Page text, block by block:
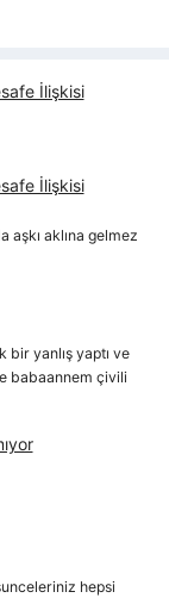
İlişkisi
İlişkisi
aşkı aklına gelmez
yanlış yaptı ve
babaannem çivili
hepsi